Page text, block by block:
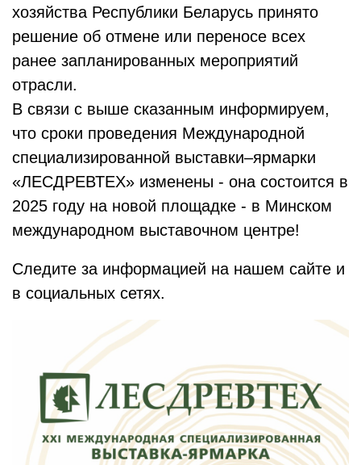
хозяйства Республики Беларусь принято
решение об отмене или переносе всех
ранее запланированных мероприятий
отрасли.
В связи с выше сказанным информируем,
что сроки проведения Международной
специализированной выставки–ярмарки
«ЛЕСДРЕВТЕХ» изменены - она состоится в
2025 году на новой площадке - в Минском
международном выставочном центре!
Следите за информацией на нашем сайте и
в социальных сетях.